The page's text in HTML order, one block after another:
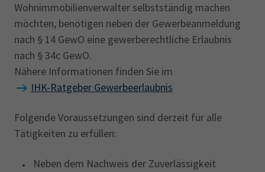
Wohnimmobilienverwalter selbstständig machen
möchten, benötigen neben der Gewerbeanmeldung
nach § 14 GewO eine gewerberechtliche Erlaubnis
nach § 34c GewO.
Nähere Informationen finden Sie im
IHK-Ratgeber Gewerbeerlaubnis
Folgende Voraussetzungen sind derzeit für alle
Tätigkeiten zu erfüllen:
Neben dem Nachweis der Zuverlässigkeit